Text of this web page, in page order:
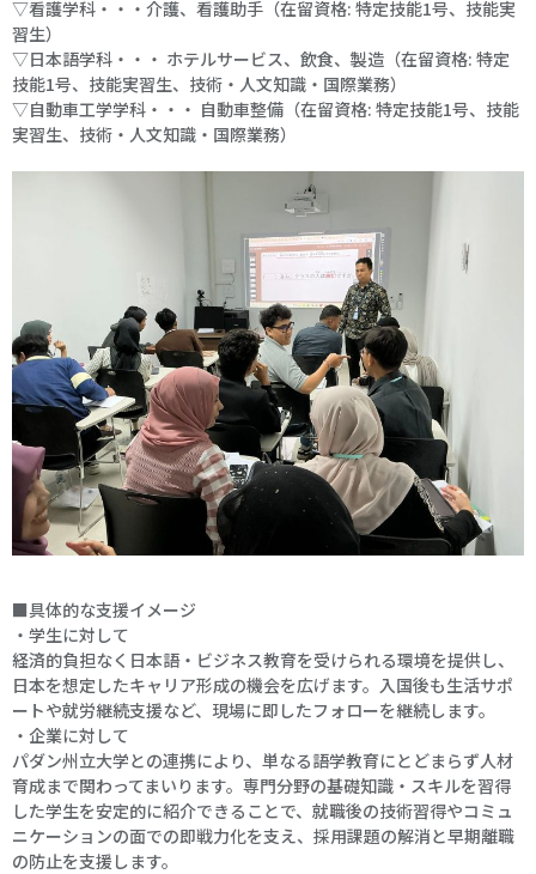
▽看護学科・・・介護、看護助手（在留資格: 特定技能1号、技能実
習生）
▽日本語学科・・・ ホテルサービス、飲食、製造（在留資格: 特定
技能1号、技能実習生、技術・人文知識・国際業務）
▽自動車工学学科・・・ 自動車整備（在留資格: 特定技能1号、技能
実習生、技術・人文知識・国際業務）
■具体的な支援イメージ
・学生に対して
経済的負担なく日本語・ビジネス教育を受けられる環境を提供し、
日本を想定したキャリア形成の機会を広げます。入国後も生活サポ
ートや就労継続支援など、現場に即したフォローを継続します。
・企業に対して
パダン州立大学との連携により、単なる語学教育にとどまらず人材
育成まで関わってまいります。専門分野の基礎知識・スキルを習得
した学生を安定的に紹介できることで、就職後の技術習得やコミュ
ニケーションの面での即戦力化を支え、採用課題の解消と早期離職
の防止を支援します。